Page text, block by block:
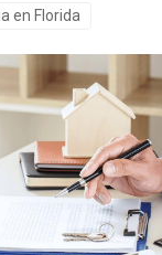
en Florida